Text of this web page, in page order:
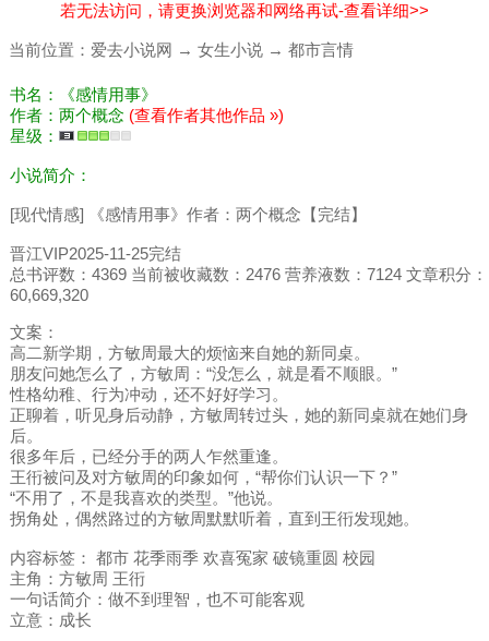
若无法访问，请更换浏览器和网络再试-查看详细>>
当前位置： 爱去小说网 → 女生小说 → 都市言情
书名：《感情用事》
作者：两个概念 (查看作者其他作品 »)
星级：
小说简介：
[现代情感] 《感情用事》作者：两个概念【完结】
晋江VIP2025-11-25完结
总书评数：4369 当前被收藏数：2476 营养液数：7124 文章积分：
60,669,320
文案：
高二新学期，方敏周最大的烦恼来自她的新同桌。
朋友问她怎么了，方敏周：“没怎么，就是看不顺眼。”
性格幼稚、行为冲动，还不好好学习。
正聊着，听见身后动静，方敏周转过头，她的新同桌就在她们身
后。
很多年后，已经分手的两人乍然重逢。
王衎被问及对方敏周的印象如何，“帮你们认识一下？”
“不用了，不是我喜欢的类型。”他说。
拐角处，偶然路过的方敏周默默听着，直到王衎发现她。
内容标签： 都市 花季雨季 欢喜冤家 破镜重圆 校园
主角：方敏周 王衎
一句话简介：做不到理智，也不可能客观
立意：成长